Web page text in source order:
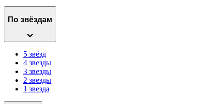
По звёздам
5 звёзд
4 звезды
3 звезды
2 звезды
1 звезда